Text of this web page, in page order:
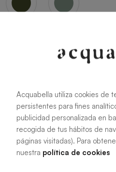
Tutte le misure
100 X 70 cm
Acquabella utiliza cookies de
persistentes para fines
publicidad personalizada en
recogida de tus hábitos de
páginas visitadas). Para
nuestra política de cookies